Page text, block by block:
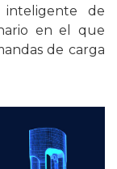
inteligente de
en el que
de carga